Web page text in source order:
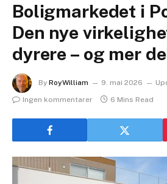
Boligmarkedet i
Den nye
dyrere – og mer
By RoyWilliam 9. mai 2026
Ingen kommentarer
6 Mins Read